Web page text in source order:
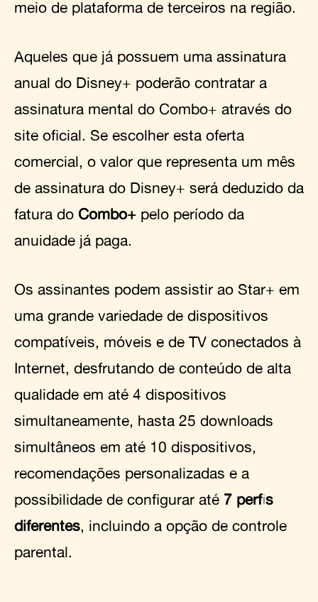
meio de plataforma de terceiros na região.
Aqueles que já possuem uma assinatura
anual do Disney+ poderão contratar a
assinatura mental do Combo+ através do
site oficial. Se escolher esta oferta
comercial, o valor que representa um mês
de assinatura do Disney+ será deduzido da
fatura do Combo+ pelo período da
anuidade já paga.
Os assinantes podem assistir ao Star+ em
uma grande variedade de dispositivos
compatíveis, móveis e de TV conectados à
Internet, desfrutando de conteúdo de alta
qualidade em até 4 dispositivos
simultaneamente, hasta 25 downloads
simultâneos em até 10 dispositivos,
recomendações personalizadas e a
possibilidade de configurar até 7 perfis
diferentes, incluindo a opção de controle
parental.